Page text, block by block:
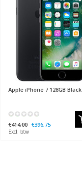
AppleiPhone 7 128GB Black
€414,00 €396,75
Excl. btw